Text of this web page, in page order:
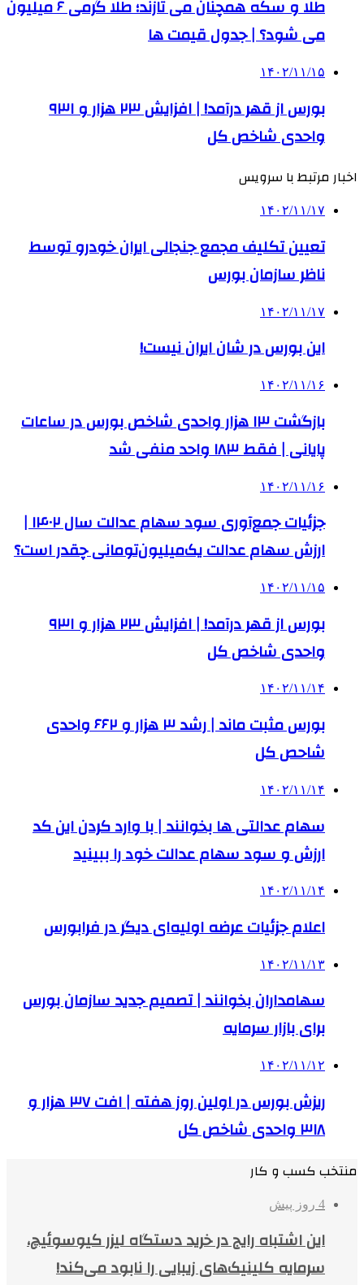
طلا و سکه همچنان می تازند؛ طلا گرمی ۶ میلیون
می شود؟ | جدول قیمت ها
۱۴۰۲/۱۱/۱۵
بورس از قهر درآمد! | افزایش ۲۳ هزار و ۹۳۱
واحدی شاخص کل
اخبار مرتبط با سرویس
۱۴۰۲/۱۱/۱۷
تعیین تکلیف مجمع جنجالی ایران خودرو توسط
ناظر سازمان بورس
۱۴۰۲/۱۱/۱۷
این بورس در شان ایران نیست!
۱۴۰۲/۱۱/۱۶
بازگشت ۱۳ هزار واحدی شاخص بورس در ساعات
پایانی | فقط ۱۸۳ واحد منفی شد
۱۴۰۲/۱۱/۱۶
جزئیات جمع‌آوری سود سهام عدالت سال ۱۴۰۲ |
ارزش سهام عدالت یک‌میلیون‌تومانی چقدر است؟
۱۴۰۲/۱۱/۱۵
بورس از قهر درآمد! | افزایش ۲۳ هزار و ۹۳۱
واحدی شاخص کل
۱۴۰۲/۱۱/۱۴
بورس مثبت ماند | رشد ۳ هزار و ۶۶۲ واحدی
شاحص کل
۱۴۰۲/۱۱/۱۴
سهام عدالتی ها بخوانند | با وارد کردن این کد
ارزش و سود سهام عدالت خود را ببینید
۱۴۰۲/۱۱/۱۴
اعلام جزئیات عرضه اولیه‌ای دیگر در فرابورس
۱۴۰۲/۱۱/۱۳
سهامداران بخوانند | تصمیم جدید سازمان بورس
برای بازار سرمایه
۱۴۰۲/۱۱/۱۲
ریزش بورس در اولین روز هفته | افت ۳۷ هزار و
۳۱۸ واحدی شاخص کل
منتخب کسب و کار
4 روز پیش
این اشتباه رایج در خرید دستگاه لیزر کیوسوئیچ،
سرمایه کلینیک‌های زیبایی را نابود می‌کند!